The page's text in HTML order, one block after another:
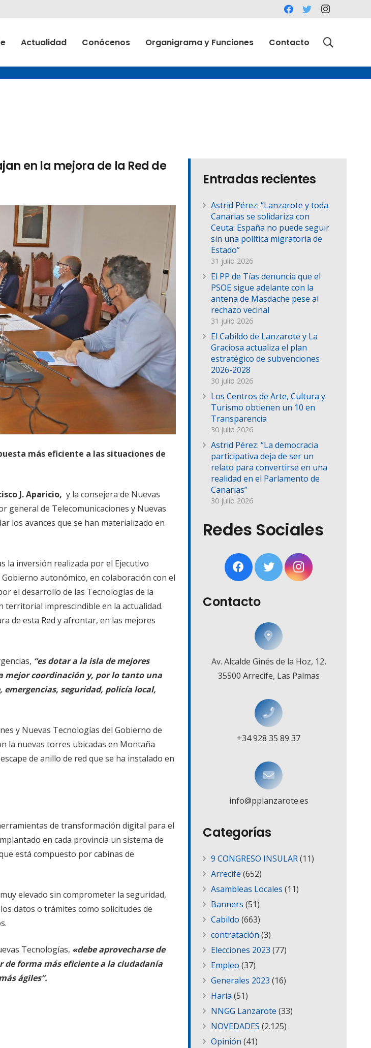
Actualidad Conócenos Organigrama y Funciones Contacto
en la mejora de la Red de
más eficiente a las situaciones de
J. Aparicio, y la consejera de Nuevas
general de Telecomunicaciones y Nuevas
los avances que se han materializado en
la inversión realizada por el Ejecutivo
autonómico, en colaboración con el
el desarrollo de las Tecnologías de la
territorial imprescindible en la actualidad.
de esta Red y afrontar, en las mejores
“es dotar a la isla de mejores
mejor coordinación y, por lo tanto una
seguridad, policía local,
y Nuevas Tecnologías del Gobierno de
la nuevas torres ubicadas en Montaña
de anillo de red que se ha instalado en
de transformación digital para el
en cada provincia un sistema de
está compuesto por cabinas de
elevado sin comprometer la seguridad,
datos o trámites como solicitudes de
Tecnologías, «debe aprovecharse de
de forma más eficiente a la ciudadanía
ágiles”.
Entradas recientes
Astrid Pérez: “Lanzarote y toda
Canarias se solidariza con
Ceuta: España no puede seguir
sin una política migratoria de
Estado”
31 julio 2026
El PP de Tías denuncia que el
PSOE sigue adelante con la
antena de Masdache pese al
rechazo vecinal
31 julio 2026
El Cabildo de Lanzarote y La
Graciosa actualiza el plan
estratégico de subvenciones
2026-2028
30 julio 2026
Los Centros de Arte, Cultura y
Turismo obtienen un 10 en
Transparencia
30 julio 2026
Astrid Pérez: “La democracia
participativa deja de ser un
relato para convertirse en una
realidad en el Parlamento de
Canarias”
30 julio 2026
Redes Sociales
Contacto
Av. Alcalde Ginés de la Hoz, 12,
35500 Arrecife, Las Palmas
+34 928 35 89 37
info@pplanzarote.es
Categorías
9 CONGRESO INSULAR(11)
Arrecife (652)
Asambleas Locales (11)
Banners (51)
Cabildo (663)
contratación (3)
Elecciones 2023 (77)
Empleo (37)
Generales 2023 (16)
Haría (51)
NNGG Lanzarote (33)
NOVEDADES (2.125)
Opinión (41)